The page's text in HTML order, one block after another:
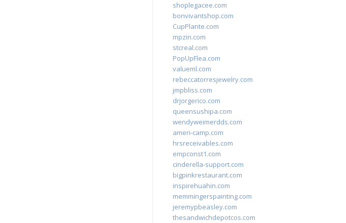
shoplegacee.com
bonvivantshop.com
CupPlante.com
mpzin.com
stcreal.com
PopUpFlea.com
valueml.com
rebeccatorresjewelry.com
jmpbliss.com
drjorgerico.com
queensushipa.com
wendyweimerdds.com
ameri-camp.com
hrsreceivables.com
empconst1.com
cinderella-support.com
bigpinkrestaurant.com
inspirehuahin.com
memmingerspainting.com
jeremypbeasley.com
thesandwichdepotcos.com